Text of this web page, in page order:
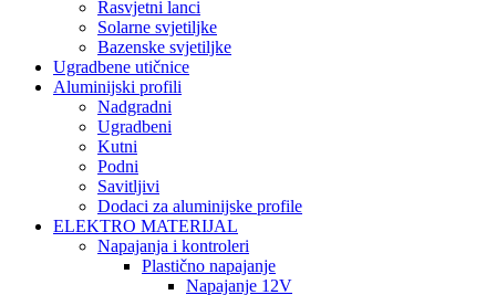
Rasvjetni lanci
Solarne svjetiljke
Bazenske svjetiljke
Ugradbene utičnice
Aluminijski profili
Nadgradni
Ugradbeni
Kutni
Podni
Savitljivi
Dodaci za aluminijske profile
ELEKTRO MATERIJAL
Napajanja i kontroleri
Plastično napajanje
Napajanje 12V